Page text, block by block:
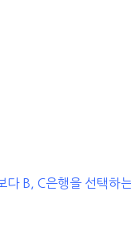
B, C은행을 선택하